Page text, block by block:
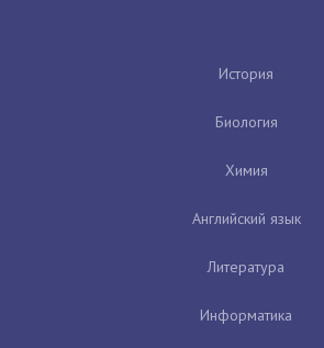
История
Биология
Химия
Английский язык
Литература
Информатика